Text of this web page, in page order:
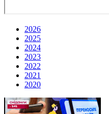
2026
2025
2024
2023
2022
2021
2020